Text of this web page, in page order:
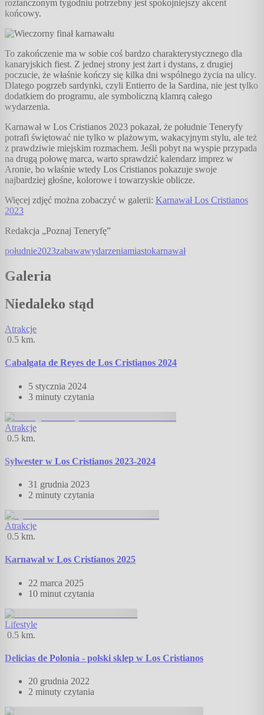
roztańczonym tygodniu potrzebny jest spokojniejszy akcent
końcowy.
To zakończenie ma w sobie coś bardzo charakterystycznego dla
kanaryjskich fiest. Z jednej strony jest żart i dystans, z drugiej
poczucie, że właśnie kończy się kilka dni wspólnego życia na ulicy.
Dlatego pogrzeb sardynki, czyli Entierro de la Sardina, nie jest tylko
dodatkiem do programu, ale symboliczną klamrą całego
wydarzenia.
Karnawał w Los Cristianos 2023 pokazał, że południe Teneryfy
potrafi świętować nie tylko w plażowym, wakacyjnym stylu, ale też
z prawdziwie miejskim rozmachem. Jeśli pobyt na wyspie przypada
na drugą połowę marca, warto sprawdzić kalendarz imprez w
Aronie, bo właśnie wtedy Los Cristianos pokazuje swoje
najbardziej głośne, kolorowe i towarzyskie oblicze.
Więcej zdjęć można zobaczyć w galerii: Karnawał Los Cristianos
2023
Redakcja „Poznaj Teneryfę”
południe2023zabawawydarzeniamiastokarnawał
Galeria
Niedaleko stąd
Atrakcje
0.5 km.
Cabalgata de Reyes de Los Cristianos 2024
5 stycznia 2024
3 minuty czytania
Atrakcje
0.5 km.
Sylwester w Los Cristianos 2023-2024
31 grudnia 2023
2 minuty czytania
Atrakcje
0.5 km.
Karnawał w Los Cristianos 2025
22 marca 2025
10 minut czytania
Lifestyle
0.5 km.
Delicias de Polonia - polski sklep w Los Cristianos
20 grudnia 2022
2 minuty czytania